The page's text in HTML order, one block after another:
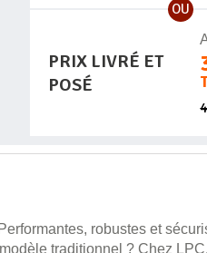
OU
PRIX LIVRÉ ET
POSÉ
robustes et
traditionnel ? Chez